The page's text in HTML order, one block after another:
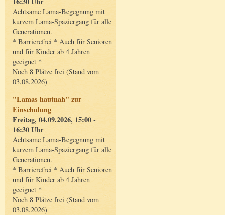
Achtsame Lama-Begegnung mit
kurzem Lama-Spaziergang für alle
Generationen.
* Barrierefrei * Auch für Senioren
und für Kinder ab 4 Jahren
geeignet *
Noch 8 Plätze frei (Stand vom
03.08.2026)
"Lamas hautnah" zur
Einschulung
Freitag, 04.09.2026, 15:00 -
16:30 Uhr
Achtsame Lama-Begegnung mit
kurzem Lama-Spaziergang für alle
Generationen.
* Barrierefrei * Auch für Senioren
und für Kinder ab 4 Jahren
geeignet *
Noch 8 Plätze frei (Stand vom
03.08.2026)